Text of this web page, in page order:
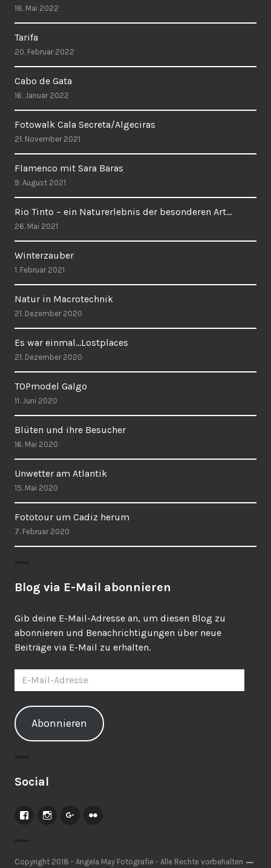
18. Mai 2022
Tarifa
20. Februar 2022
Cabo de Gata
16. Januar 2022
Fotowalk Cala Secreta/Algeciras
21. November 2021
Flamenco mit Sara Baras
9. August 2021
Rio Tinto – ein Naturerlebnis der besonderen Art…
26. Mai 2021
Winterzauber
1. Februar 2021
Natur in Macrotechnik
21. Dezember 2020
Es war einmal…Lostplaces
21. Dezember 2020
TOPmodel Galgo
11. Juni 2020
Blüten und ihre Besucher
16. Mai 2020
Unwetter am Atlantik
15. Mai 2020
Fototour um Cadiz herum
7. Februar 2020
Blog via E-Mail abonnieren
Gib deine E-Mail-Adresse an, um diesen Blog zu
abonnieren und Benachrichtigungen über neue
Beiträge via E-Mail zu erhalten.
Mail-
Adresse
Abonnieren
Social
FacebookInstagramGoogle+
Copyright 2018 - Angela May Fotografie - Alle Rechte vorbehalten